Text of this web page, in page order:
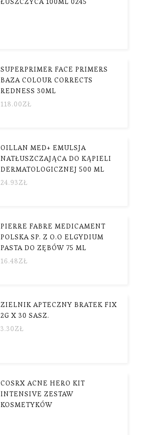
SUPERPRIMER FACE PRIMERS
BAZA COLOUR CORRECTS
REDNESS 30ML
118.00ZŁ
OILLAN MED+ EMULSJA
NATŁUSZCZAJĄCA DO KĄPIELI
DERMATOLOGICZNEJ 500 ML
24.93ZŁ
PIERRE FABRE MEDICAMENT
POLSKA SP. Z O.O ELGYDIUM
PASTA DO ZĘBÓW 75 ML
16.48ZŁ
ZIELNIK APTECZNY BRATEK FIX
2G X 30 SASZ.
3.30ZŁ
COSRX ACNE HERO KIT
INTENSIVE ZESTAW
KOSMETYKÓW